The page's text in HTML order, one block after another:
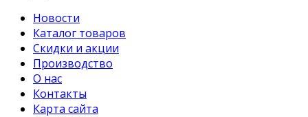
Новости
Каталог товаров
Скидки и акции
Производство
О нас
Контакты
Карта сайта